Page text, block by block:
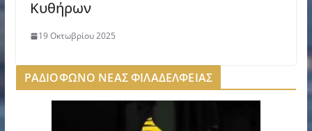
Κυθήρων
19 Οκτωβρίου 2025
ΡΑΔΙΟΦΩΝΟ ΝΕΑΣ ΦΙΛΑΔΕΛΦΕΙΑΣ